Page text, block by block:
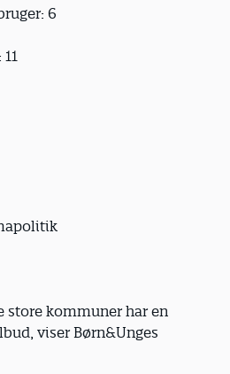
6
store kommuner har en
viser Børn&Unges